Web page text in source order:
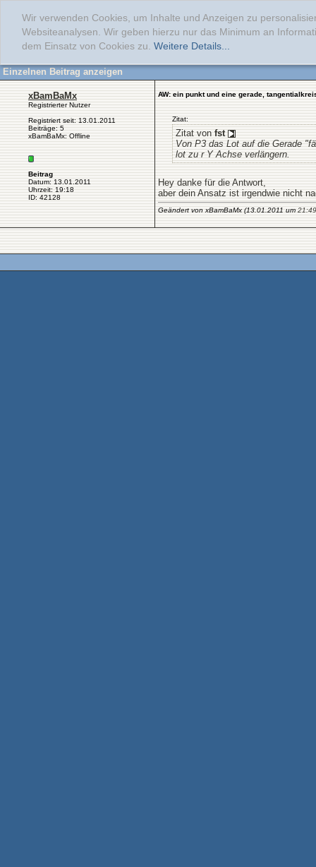
Wir verwenden Cookies, um Inhalte und Anzeigen zu
Websiteanalysen. Wir geben hierzu nur das Minimum an
dem Einsatz von Cookies zu. Weitere Details...
Einzelnen Beitrag anzeigen
xBamBaMx
Registrierter Nutzer
Registriert seit: 13.01.2011
Beiträge: 5
xBamBaMx: Offline
Beitrag
Datum: 13.01.2011
Uhrzeit: 19:18
ID: 42128
AW: ein punkt und eine gerade,
Zitat:
Zitat von fst
Von P3 das Lot auf die Gerade
lot zu r Y Achse verlängern.
Hey danke für die Antwort,
aber dein Ansatz ist irgendwie nicht
Geändert von xBamBaMx (13.01.2011 um 21:49